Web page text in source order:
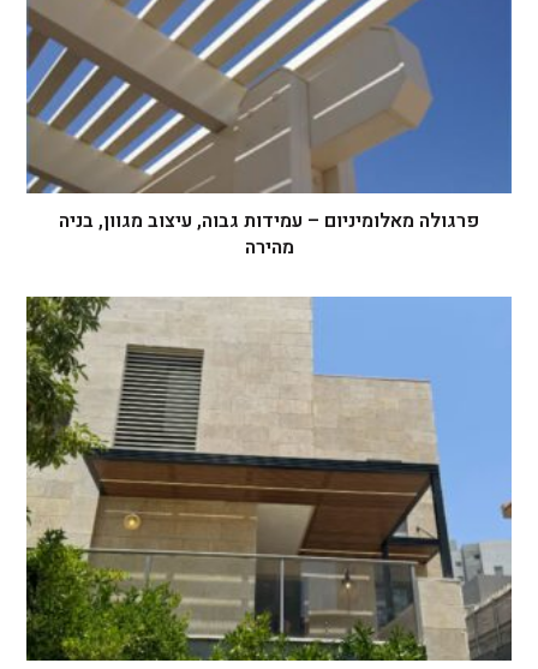
פרגולה מאלומיניום – עמידות גבוה, עיצוב מגוון, בניה
מהירה